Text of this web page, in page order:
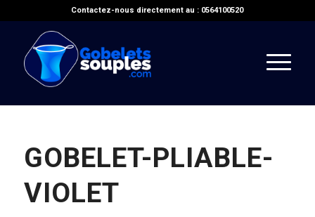
Contactez-nous directement au : 0564100520
GOBELET-PLIABLE-
VIOLET